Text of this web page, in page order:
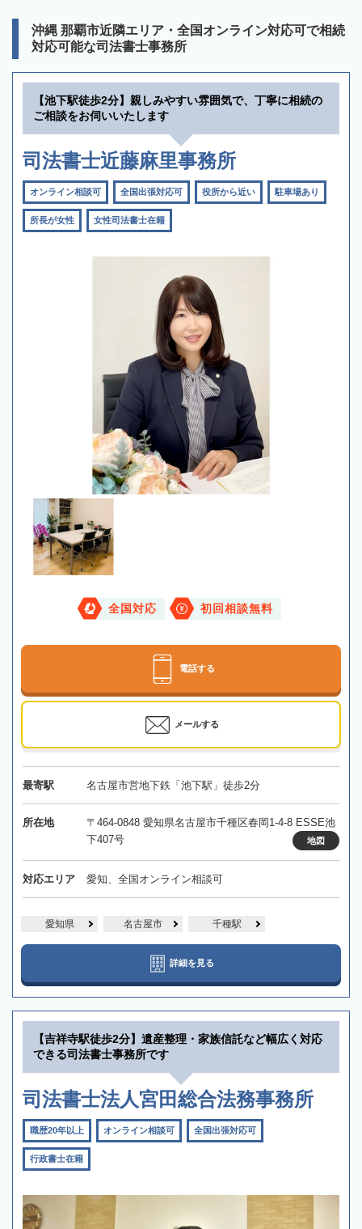
沖縄 那覇市近隣エリア・全国オンライン対応可で相続
対応可能な司法書士事務所
【池下駅徒歩2分】親しみやすい雰囲気で、丁寧に相続の
ご相談をお伺いいたします
司法書士近藤麻里事務所
オンライン相談可 全国出張対応可 役所から近い 駐車場あり
所長が女性 女性司法書士在籍
全国対応 初回相談無料
電話する
メールする
最寄駅 名古屋市営地下鉄「池下駅」徒歩2分
所在地
〒464-0848 愛知県名古屋市千種区春岡1-4-8 ESSE池
下407号
地図
対応エリア 愛知、全国オンライン相談可
愛知県 名古屋市 千種駅
詳細を見る
【吉祥寺駅徒歩2分】遺産整理・家族信託など幅広く対応
できる司法書士事務所です
司法書士法人宮田総合法務事務所
職歴20年以上 オンライン相談可 全国出張対応可
行政書士在籍